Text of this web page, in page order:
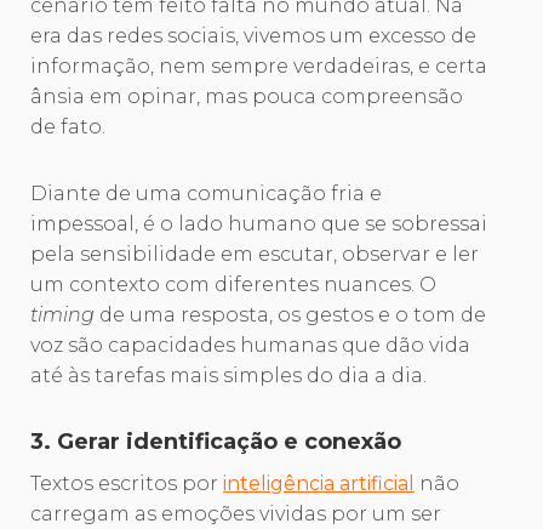
cenário tem feito falta no mundo atual. Na
era das redes sociais, vivemos um excesso de
informação, nem sempre verdadeiras, e certa
ânsia em opinar, mas pouca compreensão
de fato.
Diante de uma comunicação fria e
impessoal, é o lado humano que se sobressai
pela sensibilidade em escutar, observar e ler
um contexto com diferentes nuances. O
timing de uma resposta, os gestos e o tom de
voz são capacidades humanas que dão vida
até às tarefas mais simples do dia a dia.
3. Gerar identificação e conexão
Textos escritos por inteligência artificial
não
carregam as emoções vividas por um ser